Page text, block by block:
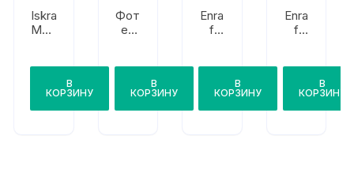
Iskra
Med
Son
o
Cos
В
КОРЗИНУ
Фот
ек
0-01
В
КОРЗИНУ
Enra
f
opul
s
190
В
КОРЗИНУ
Enra
f
opul
s
190
В
КОРЗИНУ